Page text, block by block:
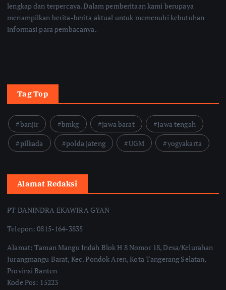
lengkap dan terpercaya. Dalam pemberitaan kami berupaya
menampilkan berita-berita aktual untuk memenuhi kebutuhan
informasi para pembacanya.
Tag Top
banjir bmkg jawa barat
Jawa tengah
pilkada
polda jateng UGM yogyakarta
Alamat Redaksi
PT DANINDRA EKAWIRA GYAN
Telepon: 0815-164-3835
Alamat: Taman Mangu Indah Blok H 8 Nomor 18, Desa/Kelurahan
Jurangmangu Barat, Kec. Pondok Aren, Kota Tangerang Selatan,
Provinsi Banten
Kode Pos: 15223